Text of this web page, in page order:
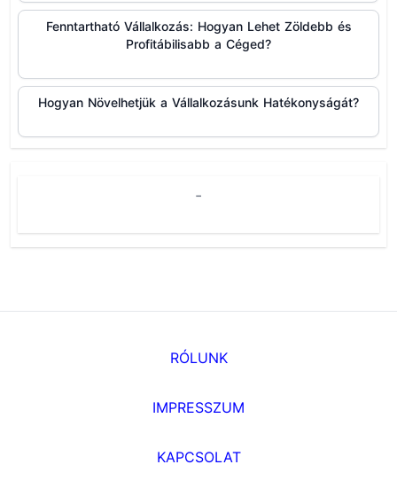
Fenntartható Vállalkozás: Hogyan Lehet Zöldebb és
Profitábilisabb a Céged?
Hogyan Növelhetjük a Vállalkozásunk Hatékonyságát?
-
RÓLUNK
IMPRESSZUM
KAPCSOLAT